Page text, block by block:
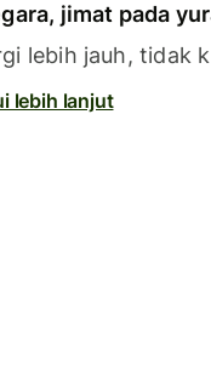
jimat pada
lebih jauh, tidak
lebih lanjut